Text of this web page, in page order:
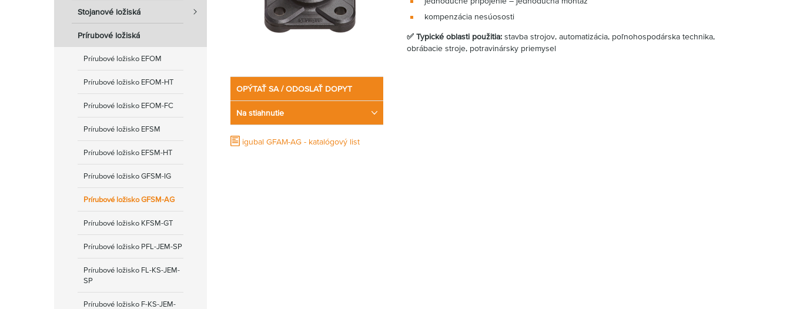
Stojanové ložiská
Prírubové ložiská
Prírubové ložisko EFOM
Prírubové ložisko EFOM-HT
Prírubové ložisko EFOM-FC
Prírubové ložisko EFSM
Prírubové ložisko EFSM-HT
Prírubové ložisko GFSM-IG
Prírubové ložisko GFSM-AG
Prírubové ložisko KFSM-GT
Prírubové ložisko PFL-JEM-SP
Prírubové ložisko FL-KS-JEM-
SP
Prírubové ložisko F-KS-JEM-
OPÝTAŤ SA / ODOSLAŤ DOPYT
Na stiahnutie
igubal GFAM-AG - katalógový list
kompenzácia nesúososti
✅ Typické oblasti použitia: stavba strojov, automatizácia, poľnohospodárska technika,
obrábacie stroje, potravinársky priemysel